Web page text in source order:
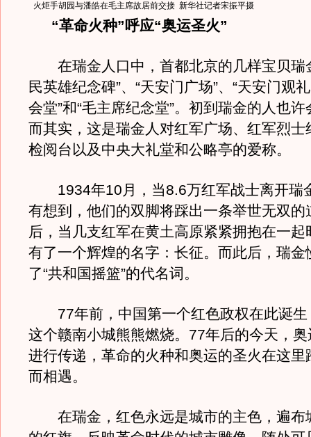
火炬手胡园与潘皓在毛主席故居前交接 新华社记者宋振平摄
“革命火种”呼应“奥运圣火”
在瑞金人口中，首都北京的几样宝贝
民英雄纪念碑”、“天安门广场”、“天安门观
会堂”和“毛主席纪念堂”。初到瑞金的人也
而其实，这是瑞金人对红军广场、红军烈士
检阅台以及中央大礼堂和公略亭的爱称。
1934年10月，当8.6万红军战士离开瑞
有想到，他们的双脚将踩出一条举世无双的
后，当几支红军在黄土高原紧紧拥抱在一起
有了一个辉煌的名字：长征。而此后，瑞金
了“共和国摇篮”的代名词。
77年前，中国第一个红色政权在此诞生
这个赣南小城熊熊燃烧。77年后的今天，
进行传递，革命的火种和奥运的圣火在这里
而相遇。
在瑞金，红色永远是城市的主色，遍布